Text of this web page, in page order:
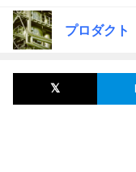
プロダクト